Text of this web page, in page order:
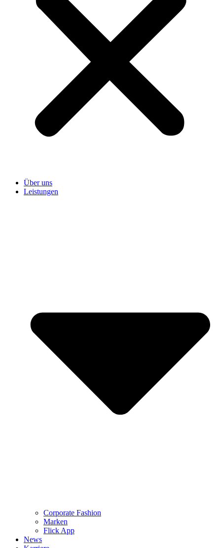
Über uns
Leistungen
Corporate Fashion
Marken
Flick App
News